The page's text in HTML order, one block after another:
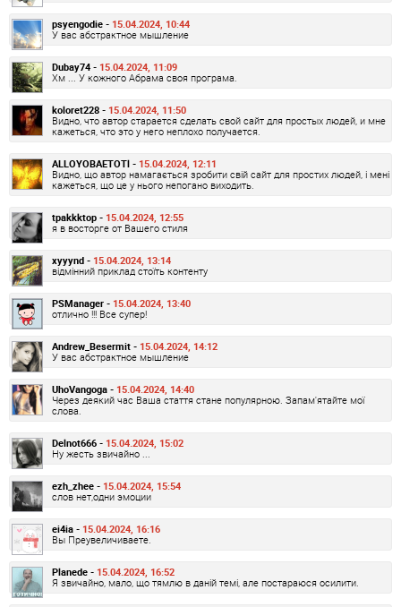
psyengodie - 15.04.2024, 10:44
У вас абстрактное мышление
Dubay74 - 15.04.2024, 11:09
Хм ... У кожного Абрама своя програма.
koloret228 - 15.04.2024, 11:50
Видно, что автор старается сделать свой сайт для простых людей, и мне
кажеться, что это у него неплохо получается.
ALLOYOBAETOTl - 15.04.2024, 12:11
Видно, що автор намагається зробити свій сайт для простих людей, і мені
кажеться, що це у нього непогано виходить.
tpakkktop - 15.04.2024, 12:55
я в восторге от Вашего стиля
xyyynd - 15.04.2024, 13:14
відмінний приклад стоїть контенту
PSManager - 15.04.2024, 13:40
отлично !!! Все супер!
Andrew_Besermit - 15.04.2024, 14:12
У вас абстрактное мышление
UhoVangoga - 15.04.2024, 14:40
Через деякий час Ваша стаття стане популярною. Запам'ятайте мої
слова.
Delnot666 - 15.04.2024, 15:02
Ну жесть звичайно ...
ezh_zhee - 15.04.2024, 15:54
слов нет,одни эмоции
ei4ia - 15.04.2024, 16:16
Вы Преувеличиваете.
Planede - 15.04.2024, 16:52
Я звичайно, мало, що тямлю в даній темі, але постараюся осилити.